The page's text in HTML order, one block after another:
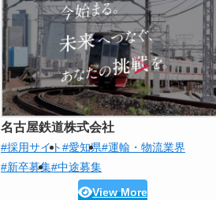
名古屋鉄道株式会社
#採用サイト#愛知県#運輸・物流業界
#新卒募集#中途募集
View More